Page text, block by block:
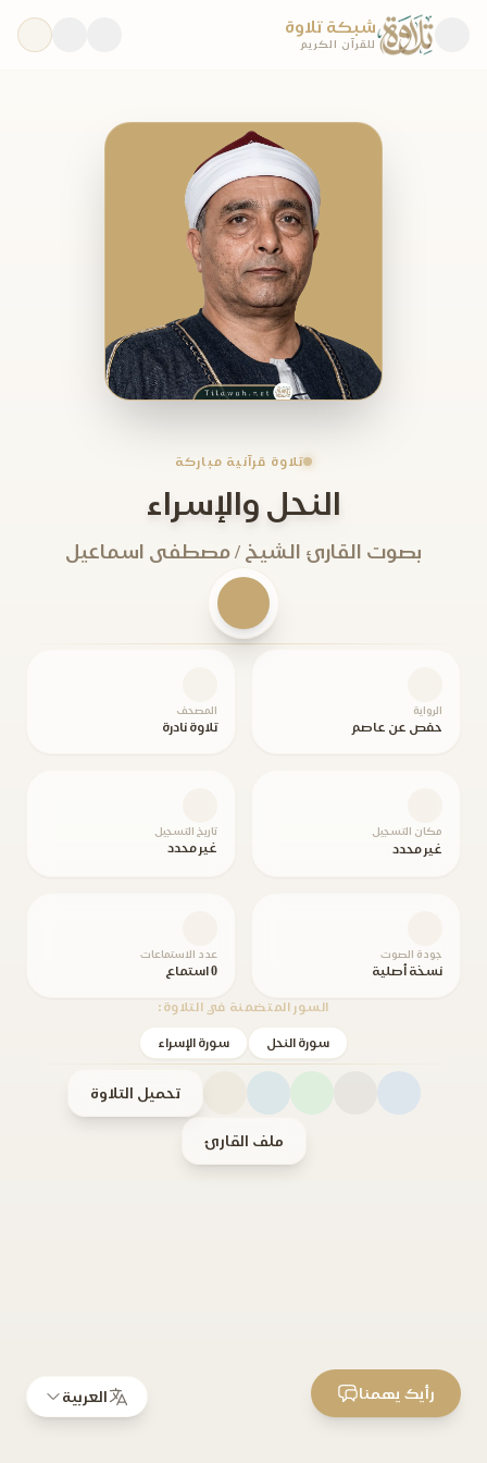
شبكة تلاوة
للقرآن الكريم
تلاوة قرآنية مباركة
النحل والإسراء
بصوت القارئ الشيخ / مصطفى اسماعيل
الرواية
حفص عن عاصم
المصحف
تلاوة نادرة
مكان التسجيل
غير محدد
تاريخ التسجيل
غير محدد
جودة الصوت
نسخة أصلية
عدد الاستماعات
0 استماع
السور المتضمنة في التلاوة:
سورة النحل سورة الإسراء
تحميل التلاوة
ملف القارئ
العربية رأيك يهمنا